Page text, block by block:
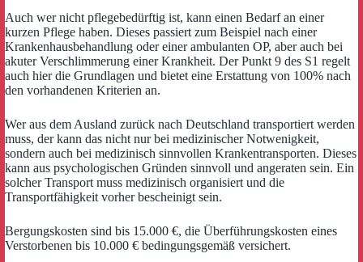
Auch wer nicht pflegebedürftig ist, kann einen Bedarf an einer
kurzen Pflege haben. Dieses passiert zum Beispiel nach einer
Krankenhausbehandlung oder einer ambulanten OP, aber auch bei
akuter Verschlimmerung einer Krankheit. Der Punkt 9 des S1 regelt
auch hier die Grundlagen und bietet eine Erstattung von 100% nach
den vorhandenen Kriterien an.
Wer aus dem Ausland zurück nach Deutschland transportiert werden
muss, der kann das nicht nur bei medizinischer Notwenigkeit,
sondern auch bei medizinisch sinnvollen Krankentransporten. Dieses
kann aus psychologischen Gründen sinnvoll und angeraten sein. Ein
solcher Transport muss medizinisch organisiert und die
Transportfähigkeit vorher bescheinigt sein.
Bergungskosten sind bis 15.000 €, die Überführungskosten eines
Verstorbenen bis 10.000 € bedingungsgemäß versichert.